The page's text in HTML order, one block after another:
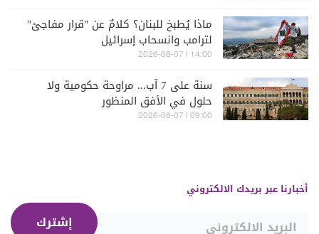
ماذا يُطبخ للبنان؟ كلامٌ عن "قرار مفاجئ"
لترامب وانسحاب إسرائيل
14:00 | 2026-08-07
سنة على 7 آب... مراوحة حكومية ولا
حلول في الأفق المنظور
09:00 | 2026-08-07
أخبارنا عبر بريدك الالكتروني
إشترك